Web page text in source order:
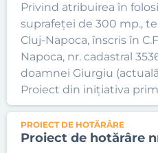
Privind atribuirea în
suprafeței de 300 mp.,
Cluj-Napoca, înscris în
Napoca, nr. cadastral
doamnei Giurgiu
Proiect din inițiativa
PROIECT DE HOTĂRÂRE
Proiect de hotărâre